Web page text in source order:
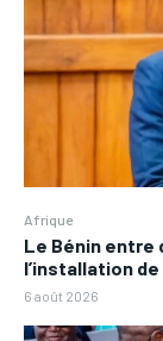
Afrique
Le Bénin entre
l’installation
6 août 2026